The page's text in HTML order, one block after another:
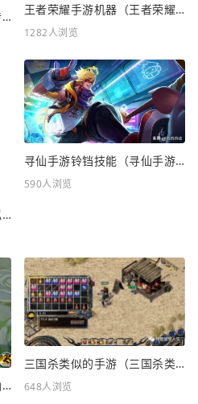
传奇手游精英怪刷新时间（传奇手游私SF平台发布网） 王者荣耀手游机器（王者荣耀手游机器人怎么玩）
1282人浏览
模拟城市手游刷钱攻略（模拟城市手游刷钱攻略大全）
寻仙手游铃铛技能（寻仙手游铃铛技能介绍）
590人浏览
寻仙手游游侠技能搭配（诛仙手游技能加点）
三国杀类似的手游（三国杀类似的手游游戏）
648人浏览